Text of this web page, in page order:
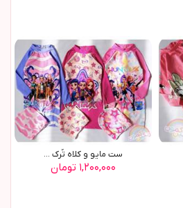
ست مایو و کلاه تُرک ...
۱,۲۰۰,۰۰۰ تومان